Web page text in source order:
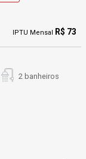
IPTU Mensal R$ 73
2 banheiros